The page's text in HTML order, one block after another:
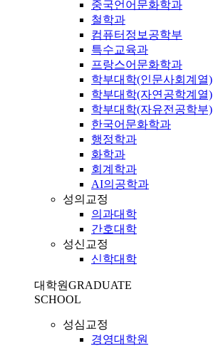
중국언어문화학과
철학과
컴퓨터정보공학부
특수교육과
프랑스어문화학과
학부대학(인문사회계열)
학부대학(자연공학계열)
학부대학(자유전공학부)
한국어문화학과
행정학과
화학과
회계학과
AI의공학과
성의교정
의과대학
간호대학
성신교정
신학대학
대학원GRADUATE
SCHOOL
성심교정
경영대학원